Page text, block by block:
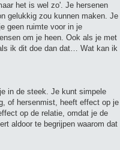
het is wel zo'. Je hersenen
gelukkig zou kunnen maken. Je
geen ruimte voor in je
om je heen. Ook als je met
ik dit doe dan dat… Wat kan ik
in de steek. Je kunt simpele
of hersenmist, heeft effect op je
op de relatie, omdat je de
aldoor te begrijpen waarom dat